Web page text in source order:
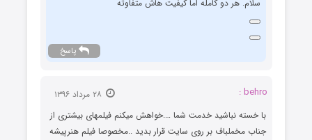
سلام. هر دو کامله اما کیفیت هاش متفاوته
پاسخ
behro :
با خسته نباشید خدمت شما ….خواهش میکنم فیلمهای بیشتری از
جناب مخملباف بر روی سایت قرار بدید ..مخصوصا فیلم هنرپیشه